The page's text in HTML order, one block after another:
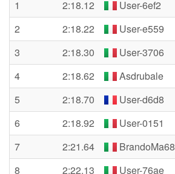
1
2:18.12 User-6ef2
2
2:18.22 User-e559
3
2:18.30 User-3706
4
2:18.62 Asdrubale
5
2:18.70 User-d6d8
6
2:18.92 User-0151
7
2:21.64 BrandoMa68
8
2:22.13 User-76ae